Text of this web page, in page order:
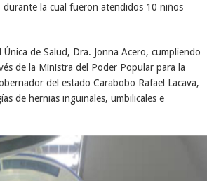
durante la cual fueron atendidos 10 niños
de Salud, Dra. Jonna Acero, cumpliendo
de la Ministra del Poder Popular para la
del estado Carabobo Rafael Lacava,
de hernias inguinales, umbilicales e